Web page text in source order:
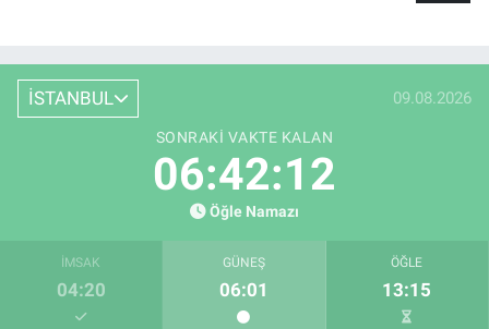
İSTANBUL 09.08.2026
SONRAKI VAKTE KALAN
06:42:12
Öğle Namazı
İMSAK
04:20
GÜNEŞ
06:01
ÖĞLE
13:15